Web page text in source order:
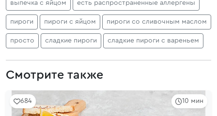
выпечка с яйцом есть распространенные аллергены
пироги пироги с яйцом пироги со сливочным маслом
просто сладкие пироги сладкие пироги с вареньем
Смотрите также
10 мин
684